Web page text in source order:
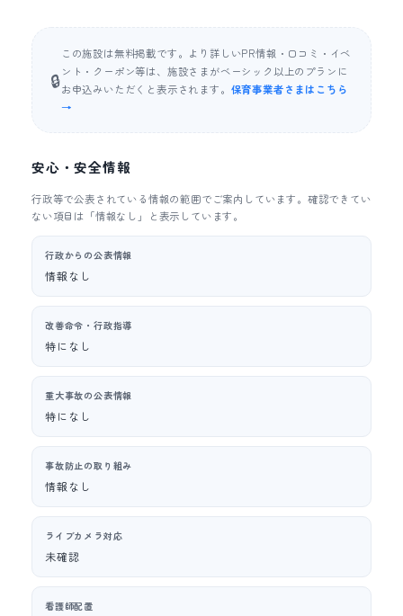
🔒
この施設は無料掲載です。より詳しいPR情報・口コミ・イベ
ント・クーポン等は、施設さまがベーシック以上のプランに
お申込みいただくと表示されます。 保育事業者さまはこちら
→
安心・安全情報
行政等で公表されている情報の範囲でご案内しています。確認できてい
ない項目は「情報なし」と表示しています。
行政からの公表情報
情報なし
改善命令・行政指導
特になし
重大事故の公表情報
特になし
事故防止の取り組み
情報なし
ライブカメラ対応
未確認
看護師配置